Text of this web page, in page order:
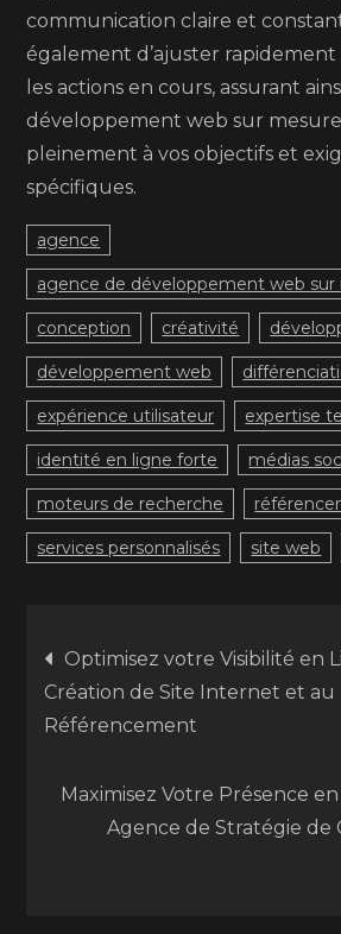
communication claire et
également d’ajuster rapidement
les actions en cours, assurant
développement web sur
pleinement à vos objectifs et
spécifiques.
agence
agence de développement web sur
conception créativité
développement web
expérience utilisateur expertise
identité en ligne forte médias
moteurs de recherche
services personnalisés site web
Navigation
de
l’article
Optimisez votre Visibilité en
Création de Site Internet et au
Référencement
Maximisez Votre Présence
Agence de Stratégie de